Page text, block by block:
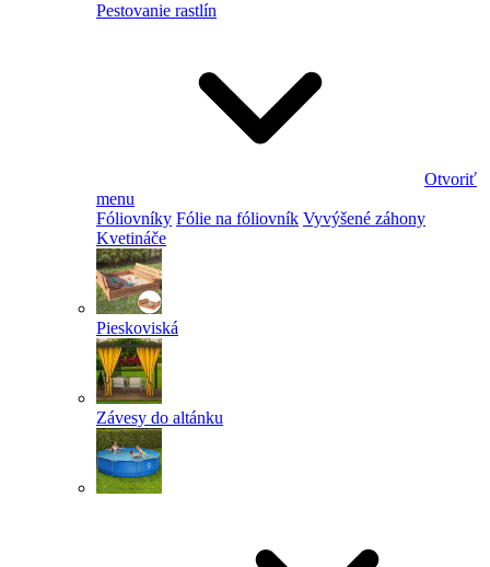
Pestovanie rastlín
Otvoriť
menu
Fóliovníky Fólie na fóliovník Vyvýšené záhony
Kvetináče
Pieskoviská
Závesy do altánku